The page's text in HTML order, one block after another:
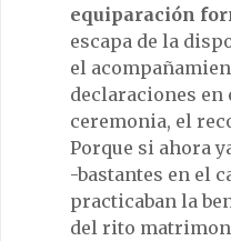
equiparación
escapa de la
el
declaraciones en
ceremonia, el
Porque si ahora
-bastantes en el
practicaban la
del rito